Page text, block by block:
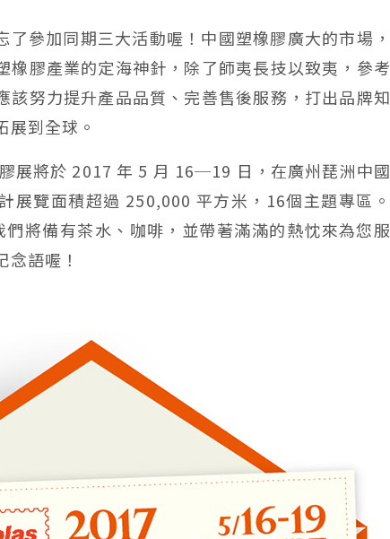
了參加同期三大活動喔！中國塑橡膠廣大的市場，
橡膠產業的定海神針，除了師夷長技以致夷，參考
該努力提升產品品質、完善售後服務，打出品牌知
到全球。
展將於 2017 年 5 月 16─19 日，在廣州琵洲中國
展覽面積超過 250,000 平方米，16個主題專區。
將備有茶水、咖啡，並帶著滿滿的熱忱來為您服
語喔！